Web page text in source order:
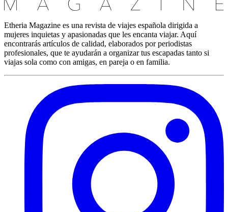
Etheria Magazine es una revista de viajes española dirigida a
mujeres inquietas y apasionadas que les encanta viajar. Aquí
encontrarás artículos de calidad, elaborados por periodistas
profesionales, que te ayudarán a organizar tus escapadas tanto si
viajas sola como con amigas, en pareja o en familia.